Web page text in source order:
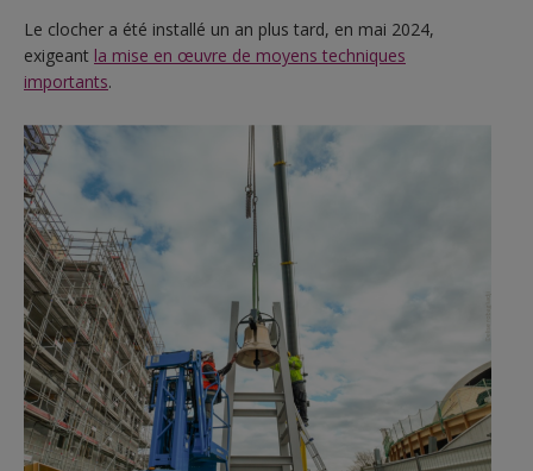
Le clocher a été installé un an plus tard, en mai 2024,
exigeant la mise en œuvre de moyens techniques
importants.